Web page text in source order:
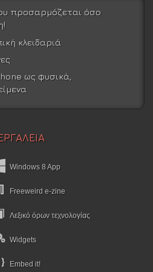
προσαρμόζεται όσο
κλειδαριά
ως φυσικά,
Windows 8 App
Freeweird e-zine
Λεξικό όρων τεχνολογίας
Widgets
Embed it!